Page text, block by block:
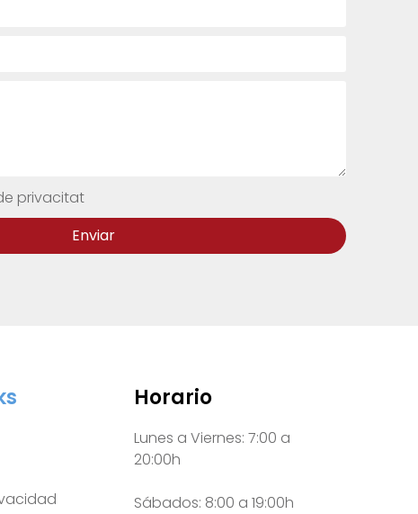
privacitat
Enviar
Horario
Lunes a Viernes: 7:00 a
20:00h
Sábados: 8:00 a 19:00h